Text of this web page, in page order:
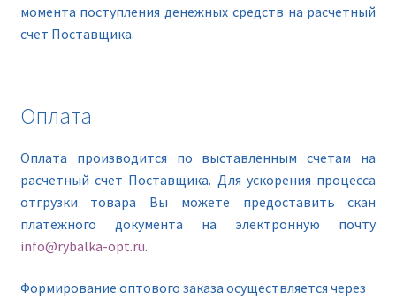
момента поступления денежных средств на расчетный
счет Поставщика.
Оплата
Оплата производится по выставленным счетам на
расчетный счет Поставщика. Для ускорения процесса
отгрузки товара Вы можете предоставить скан
платежного документа на электронную почту
info@rybalka-opt.ru.
Формирование оптового заказа осуществляется через